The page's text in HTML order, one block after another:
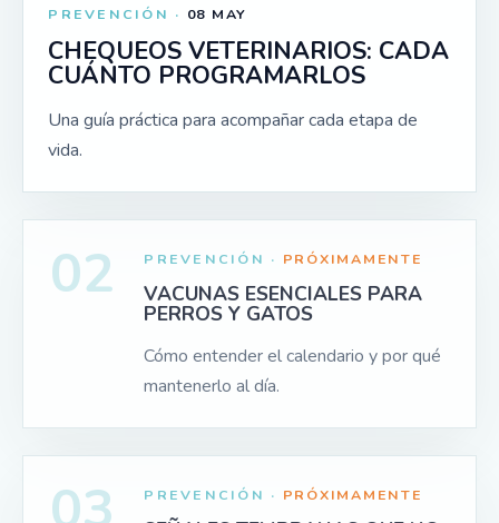
PREVENCIÓN · 08 MAY
CHEQUEOS VETERINARIOS: CADA
CUÁNTO PROGRAMARLOS
Una guía práctica para acompañar cada etapa de
vida.
02 PREVENCIÓN · PRÓXIMAMENTE
VACUNAS ESENCIALES PARA
PERROS Y GATOS
Cómo entender el calendario y por qué
mantenerlo al día.
PREVENCIÓN · PRÓXIMAMENTE